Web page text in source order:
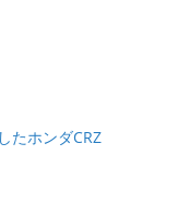
たホンダCRZ